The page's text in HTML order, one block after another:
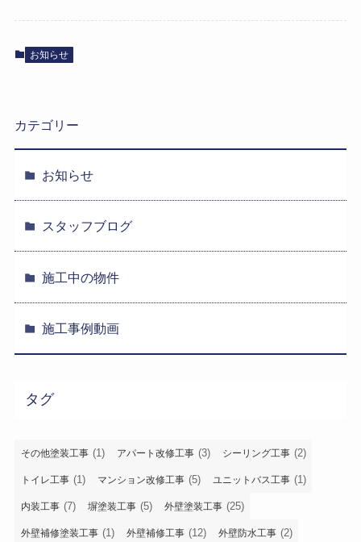
お知らせ
カテゴリー
お知らせ
スタッフブログ
施工中の物件
施工事例動画
タグ
その他塗装工事 (1) アパート改修工事 (3) シーリング工事 (2)
トイレ工事 (1) マンション改修工事 (5) ユニットバス工事 (1)
内装工事 (7) 塀塗装工事 (5) 外壁塗装工事 (25)
外壁補修塗装工事 (1) 外壁補修工事 (12) 外壁防水工事 (2)